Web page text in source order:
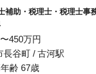
・顧問先巡回業務 ・法人
業務 ・各種税務申告書
談対応 等 ※交通費の支給有
通勤可能、無料駐車場完
代、50代の方もご活躍さ
。 経験者の皆様、ご応募
補助・税理士・税理士事
450万円
長谷町 / 古河駅
齢 67歳